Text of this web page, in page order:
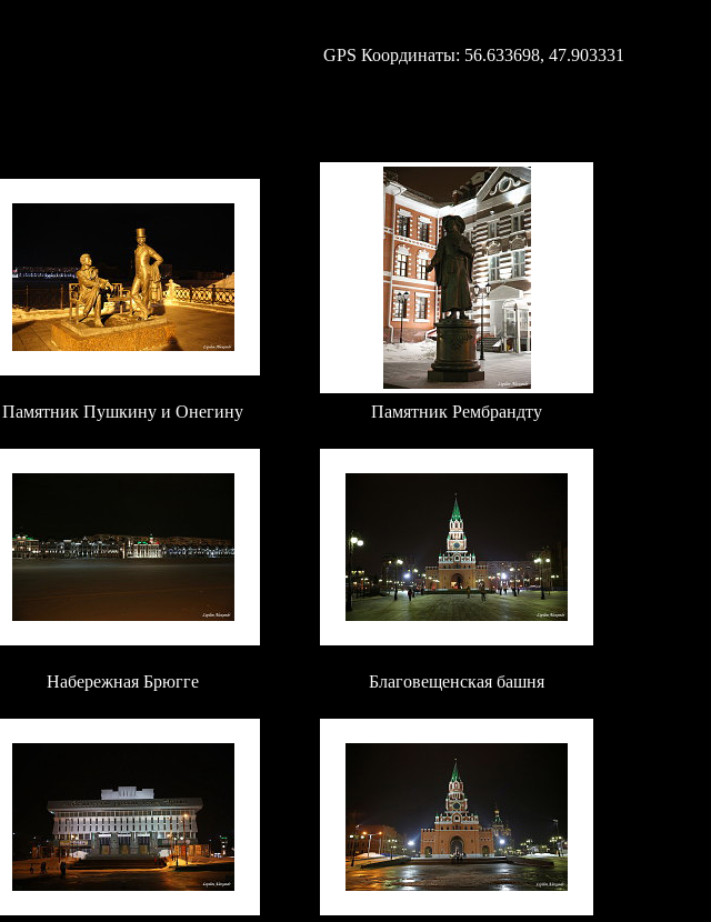
GPS Координаты: 56.633698, 47.903331
Памятник Пушкину и Онегину Памятник Рембрандту
Набережная Брюгге Благовещенская башня